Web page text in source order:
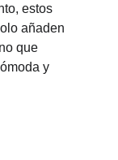
estos
añaden
que
y